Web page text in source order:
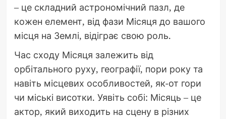
– це складний астрономічний пазл, де
кожен елемент, від фази Місяця до вашого
місця на Землі, відіграє свою роль.
Час сходу Місяця залежить від
орбітального руху, географії, пори року та
навіть місцевих особливостей, як-от гори
чи міські висотки. Уявіть собі: Місяць – це
актор, який виходить на сцену в різних